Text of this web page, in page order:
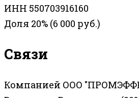
ИНН 550703916160
Доля 20% (6 000 руб.)
Связи
Компанией ООО